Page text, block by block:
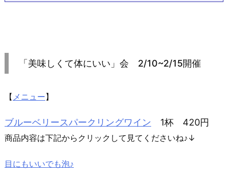
「美味しくて体にいい」会 2/10~2/15開催
【 メニュー】
ブルーベリースパークリングワイン 1杯 420円
商品内容は下記からクリックして見てくださいね♪↓
目にもいいでも泡♪